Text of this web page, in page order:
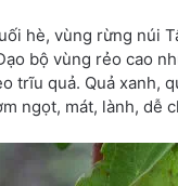
hè, vùng rừng núi
bộ vùng rẻo cao
trĩu quả. Quả xanh,
ngọt, mát, lành, dễ